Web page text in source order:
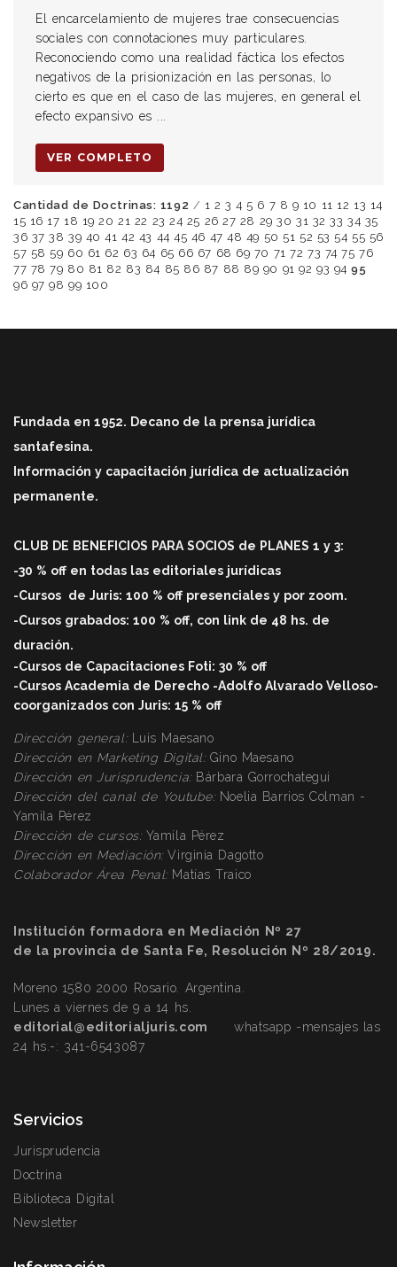
El encarcelamiento de mujeres trae consecuencias
sociales con connotaciones muy particulares.
Reconociendo como una realidad fáctica los efectos
negativos de la prisionización en las personas, lo
cierto es que en el caso de las mujeres, en general el
efecto expansivo es ...
VER COMPLETO
Cantidad de Doctrinas: 1192 / 1 2 3 4 5 6 7 8 9 10 11 12 13 14
15 16 17 18 19 20 21 22 23 24 25 26 27 28 29 30 31 32 33 34 35
36 37 38 39 40 41 42 43 44 45 46 47 48 49 50 51 52 53 54 55 56
57 58 59 60 61 62 63 64 65 66 67 68 69 70 71 72 73 74 75 76
77 78 79 80 81 82 83 84 85 86 87 88 89 90 91 92 93 94 95
96 97 98 99 100
Fundada en 1952. Decano de la prensa jurídica
santafesina.
Información y capacitación jurídica de actualización
permanente.
CLUB DE BENEFICIOS PARA SOCIOS de PLANES 1 y 3:
-30 % off en todas las editoriales jurídicas
-Cursos de Juris: 100 % off presenciales y por zoom.
-Cursos grabados: 100 % off, con link de 48 hs. de
duración.
-Cursos de Capacitaciones Foti: 30 % off
-Cursos Academia de Derecho -Adolfo Alvarado Velloso-
coorganizados con Juris: 15 % off
Dirección general:Luis Maesano
Dirección en Marketing Digital:Gino Maesano
Dirección en Jurisprudencia:Bárbara Gorrochategui
Dirección del canal de Youtube: Noelia Barrios Colman -
Yamila Pérez
Dirección de cursos: Yamila Pérez
Dirección en Mediación:Virginia Dagotto
Colaborador Área Penal:Matías Traico
Institución formadora en Mediación Nº 27
de la provincia de Santa Fe, Resolución Nº 28/2019.
Moreno 1580 2000 Rosario. Argentina.
Lunes a viernes de 9 a 14 hs.
editorial@editorialjuris.com
whatsapp -mensajes las
24 hs.-: 341-6543087
Servicios
Jurisprudencia
Doctrina
Biblioteca Digital
Newsletter